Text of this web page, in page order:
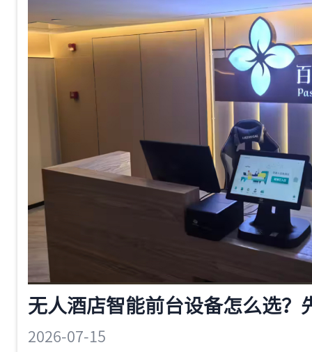
聊，智慧酒店前台自助机到底凭
规模酒店怎么用好这个设备。
2026-07-15